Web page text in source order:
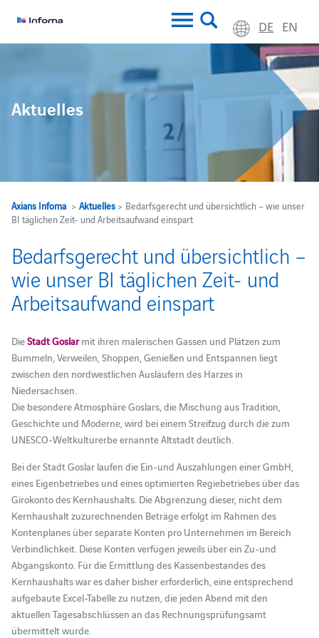
DE EN
Aktuelles
Axians Infoma> Aktuelles> Bedarfsgerecht und übersichtlich – wie unser
BI täglichen Zeit- und Arbeitsaufwand einspart
Bedarfsgerecht und übersichtlich –
wie unser BI täglichen Zeit- und
Arbeitsaufwand einspart
DieStadt Goslarmit ihren malerischen Gassen und Plätzen zum
Bummeln, Verweilen, Shoppen, Genießen und Entspannen liegt
zwischen den nordwestlichen Ausläufern des Harzes in
Niedersachsen.
Die besondere Atmosphäre Goslars, die Mischung aus Tradition,
Geschichte und Moderne, wird bei einem Streifzug durch die zum
UNESCO-Weltkulturerbe ernannte Altstadt deutlich.
Bei der Stadt Goslar laufen die Ein-und Auszahlungen einer GmbH,
eines Eigenbetriebes und eines optimierten Regiebetriebes über das
Girokonto des Kernhaushalts. Die Abgrenzung dieser, nicht dem
Kernhaushalt zuzurechnenden Beträge erfolgt im Rahmen des
Kontenplanes über separate Konten pro Unternehmen im Bereich
Verbindlichkeit. Diese Konten verfügen jeweils über ein Zu-und
Abgangskonto. Für die Ermittlung des Kassenbestandes des
Kernhaushalts war es daher bisher erforderlich, eine entsprechend
aufgebaute Excel-Tabelle zu nutzen, die jeden Abend mit den
aktuellen Tagesabschlüssen an das Rechnungsprüfungsamt
übermittelt wurde.